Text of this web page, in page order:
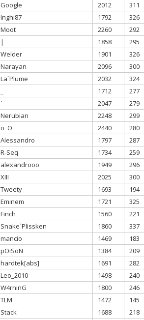
Google 2012
311
Inghi87 1792
326
Moot 2260
292
| 1858
295
Welder 1901
326
Narayan 2096
300
La`Plume 2032
324
1712
277
` 2047
279
Nerubian 2248
299
o_O 2440
280
Alessandro 1797
287
R-Seq 1734
259
alexandrooo 1949
296
XIII 2025
300
Tweety 1693
194
Eminem 1721
325
Finch 1560
221
Snake`Plissken 1860
337
mancio 1469
183
pOiSoN 1384
209
hardtek[abs] 1691
282
Leo_2010 1498
240
W4rninG 1800
246
TLM 1472
145
Stack 1688
218